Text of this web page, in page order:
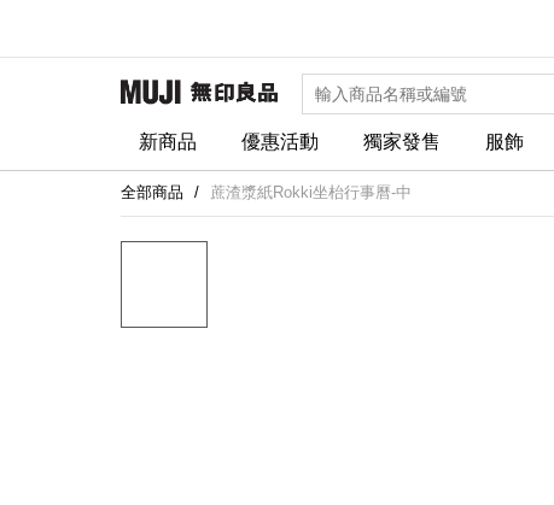
新商品 優惠活動 獨家發售 服飾
全部商品 蔗渣漿紙Rokki坐枱行事曆-中